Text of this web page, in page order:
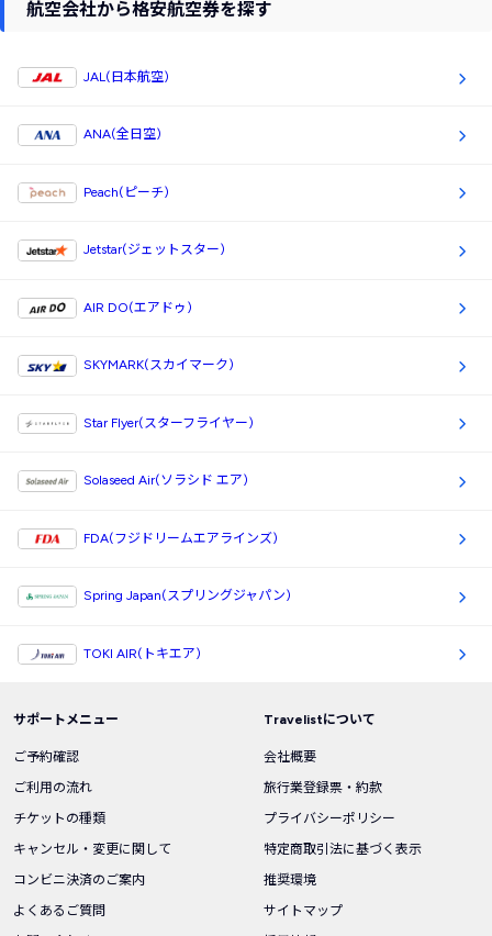
航空会社から格安航空券を探す
JAL(日本航空)
ANA(全日空)
Peach(ピーチ)
Jetstar(ジェットスター)
AIR DO(エアドゥ)
SKYMARK(スカイマーク)
Star Flyer(スターフライヤー)
Solaseed Air(ソラシド エア)
FDA(フジドリームエアラインズ)
Spring Japan(スプリングジャパン)
TOKI AIR(トキエア)
サポートメニュー
ご予約確認
ご利用の流れ
チケットの種類
キャンセル・変更に関して
コンビニ決済のご案内
よくあるご質問
Travelistについて
会社概要
旅行業登録票・約款
プライバシーポリシー
特定商取引法に基づく表示
推奨環境
サイトマップ